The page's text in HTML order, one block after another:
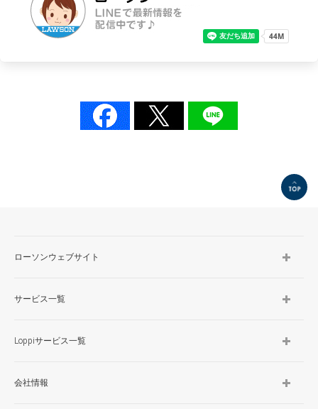
ローソンウェブサイト
サービス一覧
Loppiサービス一覧
会社情報